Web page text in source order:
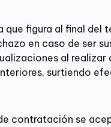
figura al final
en caso de ser
al realizar
surtiendo
contratación se